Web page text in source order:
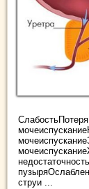
струи ...